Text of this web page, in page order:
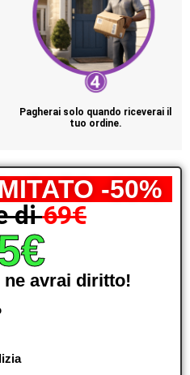
Pagherai solo quando riceverai il
tuo ordine.
-50%
di69€
ne avrai diritto!